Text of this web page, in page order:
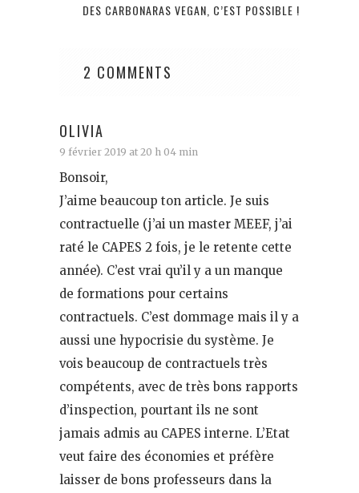
DES CARBONARAS VEGAN, C’EST POSSIBLE !
2 COMMENTS
OLIVIA
9 février 2019 at 20 h 04 min
Bonsoir,
J’aime beaucoup ton article. Je suis
contractuelle (j’ai un master MEEF, j’ai
raté le CAPES 2 fois, je le retente cette
année). C’est vrai qu’il y a un manque
de formations pour certains
contractuels. C’est dommage mais il y a
aussi une hypocrisie du système. Je
vois beaucoup de contractuels très
compétents, avec de très bons rapports
d’inspection, pourtant ils ne sont
jamais admis au CAPES interne. L’Etat
veut faire des économies et préfère
laisser de bons professeurs dans la